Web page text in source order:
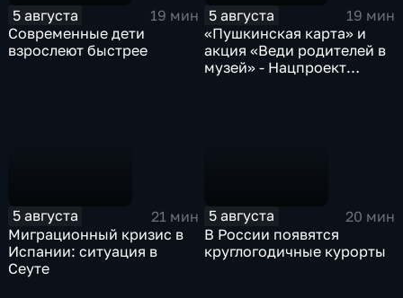
5 августа
19 мин
Современные дети
взрослеют быстрее
5 августа
19 мин
«Пушкинская карта» и
акция «Веди родителей в
музей» - Нацпроект
5 августа
21 мин
Миграционный кризис в
Испании: ситуация в
Сеуте
5 августа
20 мин
В России появятся
круглогодичные курорты